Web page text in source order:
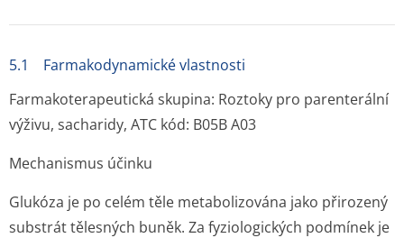
5.1 Farmakodynamické vlastnosti
Farmakoterapeutická skupina: Roztoky pro parenterální
výživu, sacharidy, ATC kód: B05B A03
Mechanismus účinku
Glukóza je po celém těle metabolizována jako přirozený
substrát tělesných buněk. Za fyziologických podmínek je